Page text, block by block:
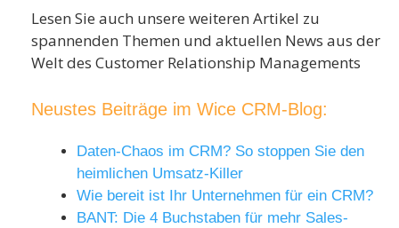
Lesen Sie auch unsere weiteren Artikel zu
spannenden Themen und aktuellen News aus der
Welt des Customer Relationship Managements
Neustes Beiträge im Wice CRM-Blog:
Daten-Chaos im CRM? So stoppen Sie den
heimlichen Umsatz-Killer
Wie bereit ist Ihr Unternehmen für ein CRM?
BANT: Die 4 Buchstaben für mehr Sales-